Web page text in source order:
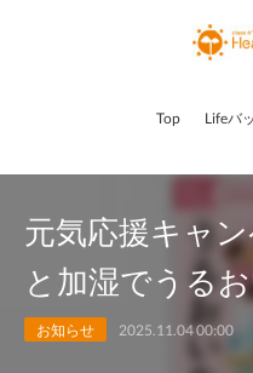
Top
元気応援キャ
と加湿でうるお
お知らせ 2025.11.04 00:00